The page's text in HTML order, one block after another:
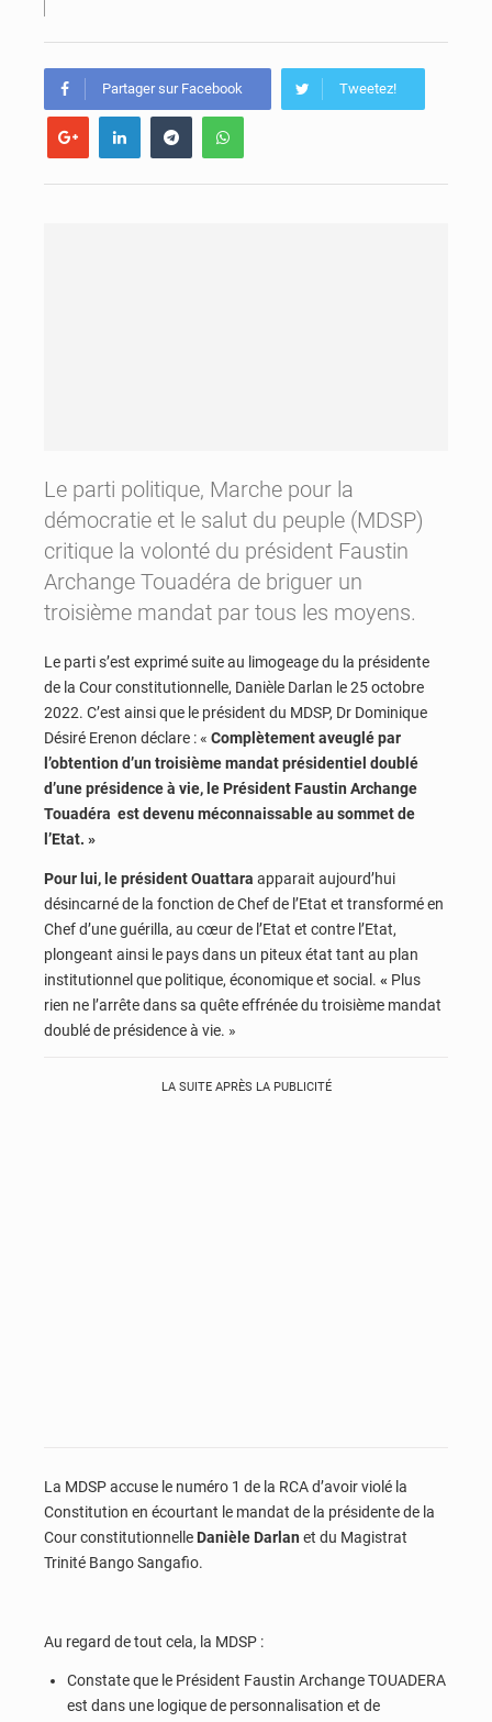
Partager sur Facebook Tweetez!
Le parti politique, Marche pour la
démocratie et le salut du peuple (MDSP)
critique la volonté du président Faustin
Archange Touadéra de briguer un
troisième mandat par tous les moyens.
Le parti s’est exprimé suite au limogeage du la présidente
de la Cour constitutionnelle, Danièle Darlan le 25 octobre
2022. C’est ainsi que le président du MDSP, Dr Dominique
Désiré Erenon déclare : « Complètement aveuglé par
l’obtention d’un troisième mandat présidentiel doublé
d’une présidence à vie, le Président Faustin Archange
Touadéra est devenu méconnaissable au sommet de
l’Etat. »
Pour lui, le président Ouattara apparait aujourd’hui
désincarné de la fonction de Chef de l’Etat et transformé en
Chef d’une guérilla, au cœur de l’Etat et contre l’Etat,
plongeant ainsi le pays dans un piteux état tant au plan
institutionnel que politique, économique et social. « Plus
rien ne l’arrête dans sa quête effrénée du troisième mandat
doublé de présidence à vie. »
LA SUITE APRÈS LA PUBLICITÉ
La MDSP accuse le numéro 1 de la RCA d’avoir violé la
Constitution en écourtant le mandat de la présidente de la
Cour constitutionnelle Danièle Darlan et du Magistrat
Trinité Bango Sangafio.
Au regard de tout cela, la MDSP :
Constate que le Président Faustin Archange TOUADERA
est dans une logique de personnalisation et de